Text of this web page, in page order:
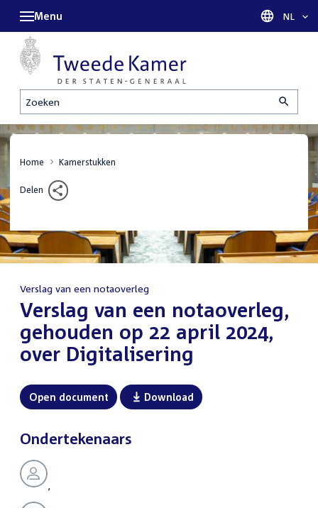
Zoeken
Menu Taal
NL
Home Kamerstukken
Delen
Verslag van een notaoverleg
:Verslag van een notaoverleg,
gehouden op 22 april 2024,
over Digitalisering
Open document Download
Ondertekenaars
,